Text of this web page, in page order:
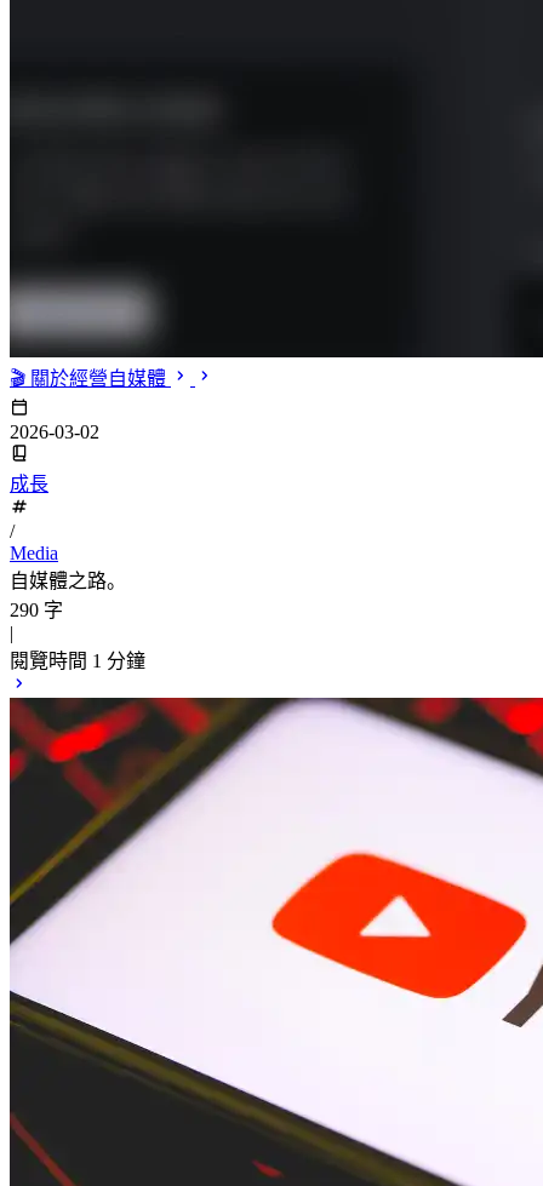
🎬 關於經營自媒體
2026-03-02
成長
/
Media
自媒體之路。
290 字
|
閱覽時間 1 分鐘